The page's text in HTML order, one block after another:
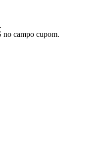
no campo cupom.